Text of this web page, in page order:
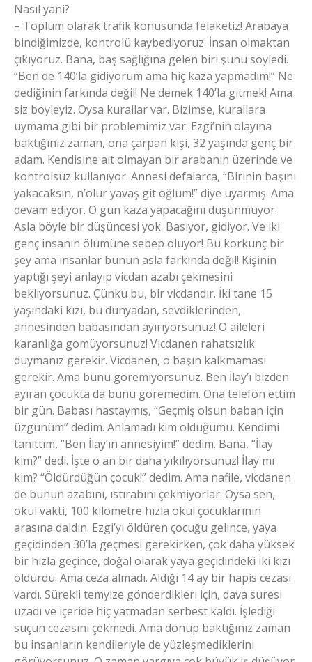
Nasıl yani?
– Toplum olarak trafik konusunda felaketiz! Arabaya
bindiğimizde, kontrolü kaybediyoruz. İnsan olmaktan
çıkıyoruz. Bana, baş sağlığına gelen biri şunu söyledi.
“Ben de 140’la gidiyorum ama hiç kaza yapmadım!” Ne
dediğinin farkında değil! Ne demek 140’la gitmek! Ama
siz böyleyiz. Oysa kurallar var. Bizimse, kurallara
uymama gibi bir problemimiz var. Ezgi’nin olayına
baktığınız zaman, ona çarpan kişi, 32 yaşında genç bir
adam. Kendisine ait olmayan bir arabanın üzerinde ve
kontrolsüz kullanıyor. Annesi defalarca, “Birinin başını
yakacaksın, n’olur yavaş git oğlum!” diye uyarmış. Ama
devam ediyor. O gün kaza yapacağını düşünmüyor.
Asla böyle bir düşüncesi yok. Basıyor, gidiyor. Ve iki
genç insanın ölümüne sebep oluyor! Bu korkunç bir
şey ama insanlar bunun asla farkında değil! Kişinin
yaptığı şeyi anlayıp vicdan azabı çekmesini
bekliyorsunuz. Çünkü bu, bir vicdandır. İki tane 15
yaşındaki kızı, bu dünyadan, sevdiklerinden,
annesinden babasından ayırıyorsunuz! O aileleri
karanlığa gömüyorsunuz! Vicdanen rahatsızlık
duymanız gerekir. Vicdanen, o başın kalkmaması
gerekir. Ama bunu göremiyorsunuz. Ben İlay’ı bizden
ayıran çocukta da bunu göremedim. Ona telefon ettim
bir gün. Babası hastaymış, “Geçmiş olsun baban için
üzgünüm” dedim. Anlamadı kim olduğumu. Kendimi
tanıttım, “Ben İlay’ın annesiyim!” dedim. Bana, “İlay
kim?” dedi. İşte o an bir daha yıkılıyorsunuz! İlay mı
kim? “Öldürdüğün çocuk!” dedim. Ama nafile, vicdanen
de bunun azabını, ıstırabını çekmiyorlar. Oysa sen,
okul vakti, 100 kilometre hızla okul çocuklarının
arasına daldın. Ezgi’yi öldüren çocuğu gelince, yaya
geçidinden 30’la geçmesi gerekirken, çok daha yüksek
bir hızla geçince, doğal olarak yaya geçidindeki iki kızı
öldürdü. Ama ceza almadı. Aldığı 14 ay bir hapis cezası
vardı. Sürekli temyize gönderdikleri için, dava süresi
uzadı ve içeride hiç yatmadan serbest kaldı. İşlediği
suçun cezasını çekmedi. Ama dönüp baktığınız zaman
bu insanların kendileriyle de yüzleşmediklerini